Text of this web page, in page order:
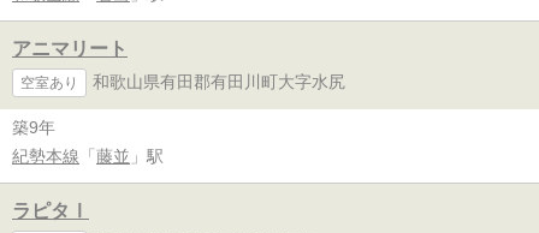
アニマリート
空室あり 和歌山県有田郡有田川町大字水尻
築9年
紀勢本線 「 藤並 」駅
ラピタⅠ